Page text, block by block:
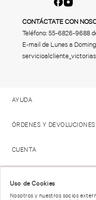
Uso de Cookies
Nosotros y nuestros socios
CONTÁCTATE CON
Teléfono:55-6826-9688
E-mail de Lunes a
AYUDA
ÓRDENES Y DEVOLUCIONES
CUENTA